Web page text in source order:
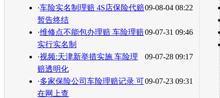
09-08-04 08:22
·车险实名制理赔 4S店保险代赔
暂告终结
09-07-31 09:46
·维修点不能包办理赔 车险理赔
实行实名制
09-07-28 09:17
·视频:天津新举措实施 车险理
赔透明化
09-07-23 09:31
·多家保险公司车险理赔记录 可
在网上查